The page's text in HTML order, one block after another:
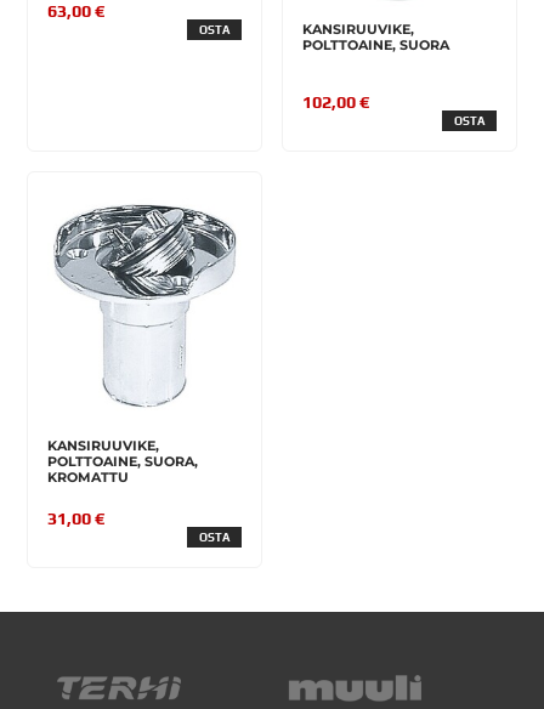
63,00 €
OSTA
KANSIRUUVIKE,
POLTTOAINE, SUORA
102,00 €
OSTA
KANSIRUUVIKE,
POLTTOAINE, SUORA,
KROMATTU
31,00 €
OSTA